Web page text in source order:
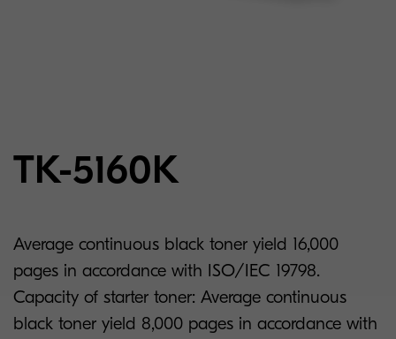
TK-5160K
Average continuous black toner yield 16,000
pages in accordance with ISO/IEC 19798.
Capacity of starter toner: Average continuous
black toner yield 8,000 pages in accordance with